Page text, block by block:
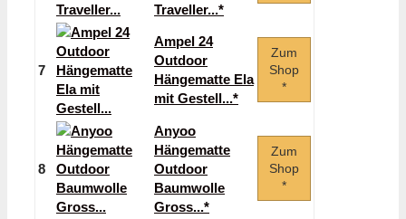
Traveller...*
7
Ampel 24
Outdoor
Hängematte Ela
mit Gestell...*
Zum
Shop
*
8
Anyoo
Hängematte
Outdoor
Baumwolle
Gross...*
Zum
Shop
*